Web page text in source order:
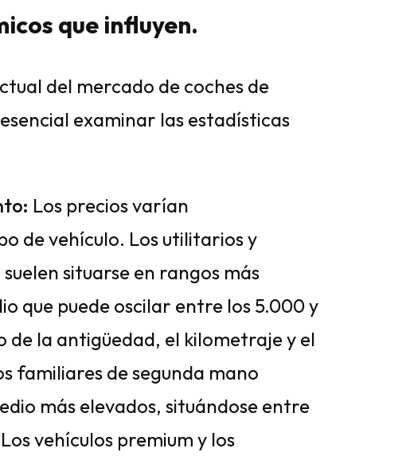
que influyen.
del mercado de coches de
examinar las estadísticas
Los precios varían
de vehículo. Los utilitarios y
situarse en rangos más
que puede oscilar entre los 5.000 y
de la antigüedad, el kilometraje y el
familiares de segunda mano
más elevados, situándose entre
vehículos premium y los